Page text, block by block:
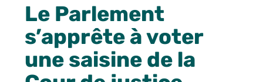
Le Parlement
s’apprête à voter
une saisine de la